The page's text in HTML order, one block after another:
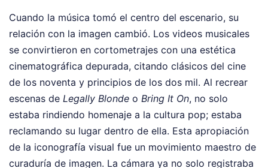
Cuando la música tomó el centro del escenario, su
relación con la imagen cambió. Los videos musicales
se convirtieron en cortometrajes con una estética
cinematográfica depurada, citando clásicos del cine
de los noventa y principios de los dos mil. Al recrear
escenas de Legally Blonde o Bring It On, no solo
estaba rindiendo homenaje a la cultura pop; estaba
reclamando su lugar dentro de ella. Esta apropiación
de la iconografía visual fue un movimiento maestro de
curaduría de imagen. La cámara ya no solo registraba